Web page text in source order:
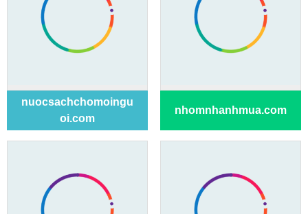
nuocsachchomoingu
oi.com
nhomnhanhmua.com